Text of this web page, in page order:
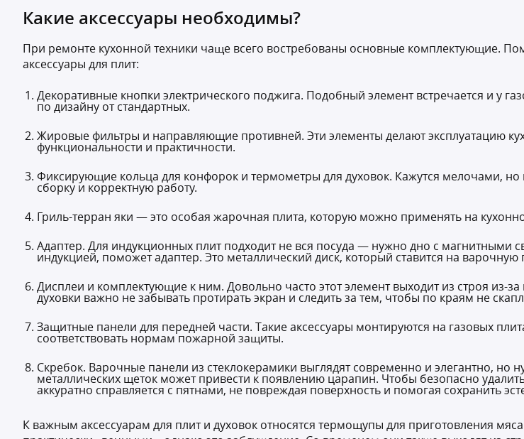
Какие аксессуары необходимы?
При ремонте кухонной техники чаще всего востребованы основные комплектующие.
аксессуары для плит:
Декоративные кнопки электрического поджига. Подобный элемент встречается и у
по дизайну от стандартных.
Жировые фильтры и направляющие противней. Эти элементы делают эксплуатацию
функциональности и практичности.
Фиксирующие кольца для конфорок и термометры для духовок. Кажутся мелочами,
сборку и корректную работу.
Гриль-теppан яки — это особая жарочная плита, которую можно применять на
Адаптер. Для индукционных плит подходит не вся посуда — нужно дно с магнитными
индукцией, поможет адаптер. Это металлический диск, который ставится на
Дисплеи и комплектующие к ним. Довольно часто этот элемент выходит из строя из-
духовки важно не забывать протирать экран и следить за тем, чтобы по краям не
Защитные панели для передней части. Такие аксессуары монтируются на газовых
соответствовать нормам пожарной защиты.
Скребок. Варочные панели из стеклокерамики выглядят современно и элегантно, но
металлических щеток может привести к появлению царапин. Чтобы безопасно
аккуратно справляется с пятнами, не повреждая поверхность и помогая сохранить
К важным аксессуарам для плит и духовок относятся термощупы для приготовления